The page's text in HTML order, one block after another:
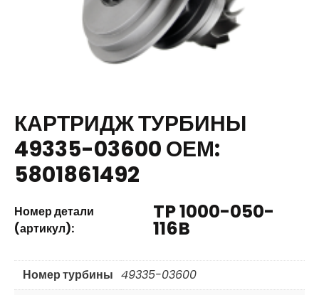
КАРТРИДЖ ТУРБИНЫ
49335-03600 ОЕМ:
5801861492
Номер детали
(артикул):
TP 1000-050-
116B
Номер турбины 49335-03600